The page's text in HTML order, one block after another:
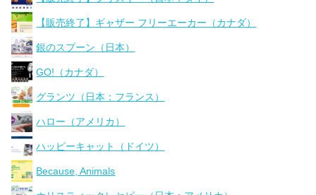
【販売終了】ギャザー フリーエーカー（カナダ）
銀のスプーン（日本）
GO!（カナダ）
グランツ（日本：フランス）
ハロー（アメリカ）
ハッピーキャット（ドイツ）
Because, Animals